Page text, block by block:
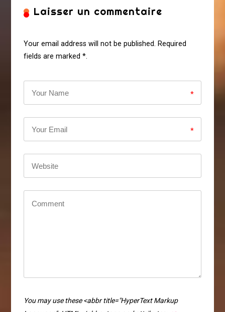
Laisser un commentaire
Your email address will not be published. Required
fields are marked *.
*
*
You may use these <abbr title="HyperText Markup